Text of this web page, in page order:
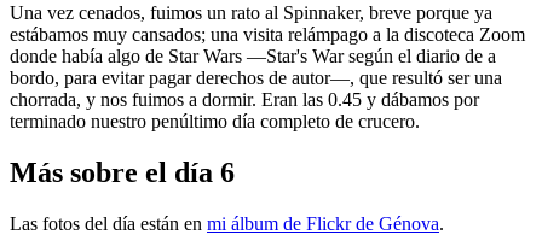
Una vez cenados, fuimos un rato al Spinnaker, breve porque ya
estábamos muy cansados; una visita relámpago a la discoteca Zoom
donde había algo de Star Wars —Star's War según el diario de a
bordo, para evitar pagar derechos de autor—, que resultó ser una
chorrada, y nos fuimos a dormir. Eran las 0.45 y dábamos por
terminado nuestro penúltimo día completo de crucero.
Más sobre el día 6
Las fotos del día están en mi álbum de Flickr de Génova.